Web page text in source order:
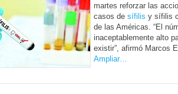
martes reforzar las
casos de sífilis y sífilis
de las Américas. “El
inaceptablemente alto
existir”, afirmó Marcos
Ampliar…